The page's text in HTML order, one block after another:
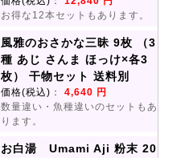
お得な12本セットもあります。
風雅のおさかな三昧 9枚 （3
種 あじ さんま ほっけ×各3
枚） 干物セット 送料別
価格(税込) ：
4,640 円
数量違い・魚種違いのセットもあ
ります。
お白湯 Umami Aji 粉末 20